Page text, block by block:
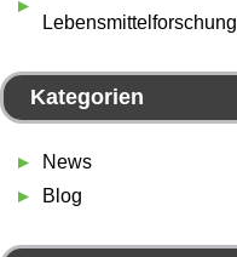
Lebensmittelforschung
Kategorien
News
Blog